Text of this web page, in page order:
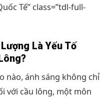
Tế” class=”tdl-full-
Là Yếu Tố
nào, ánh sáng không chỉ
với cầu lông, một môn